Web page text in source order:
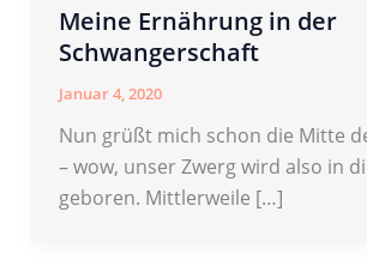
Meine Ernährung in der
Schwangerschaft
Januar 4, 2020
Nun grüßt mich schon die Mitte
– wow, unser Zwerg wird also in
geboren. Mittlerweile […]